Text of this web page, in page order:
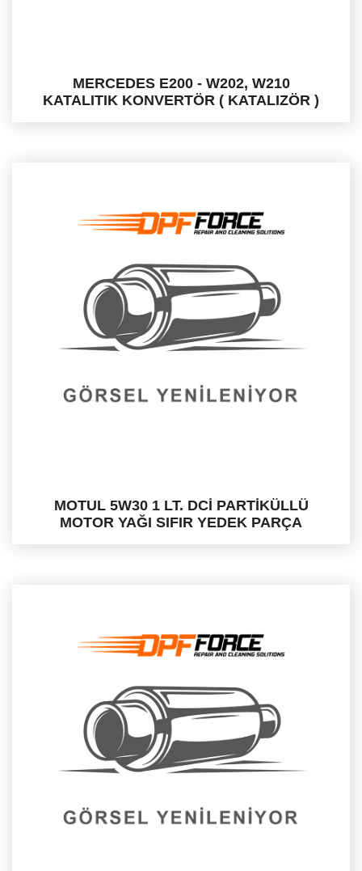
MERCEDES E200 - W202, W210
KATALITIK KONVERTÖR ( KATALIZÖR )
MOTUL 5W30 1 LT. DCİ PARTİKÜLLÜ
MOTOR YAĞI SIFIR YEDEK PARÇA